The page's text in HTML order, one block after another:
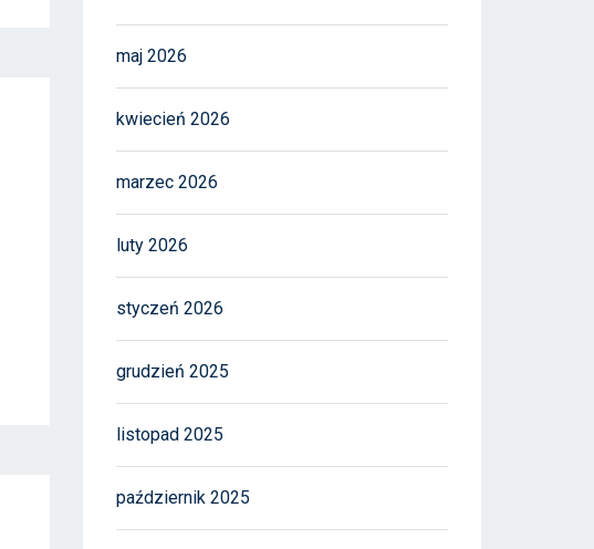
maj 2026
kwiecień 2026
marzec 2026
luty 2026
styczeń 2026
grudzień 2025
listopad 2025
październik 2025